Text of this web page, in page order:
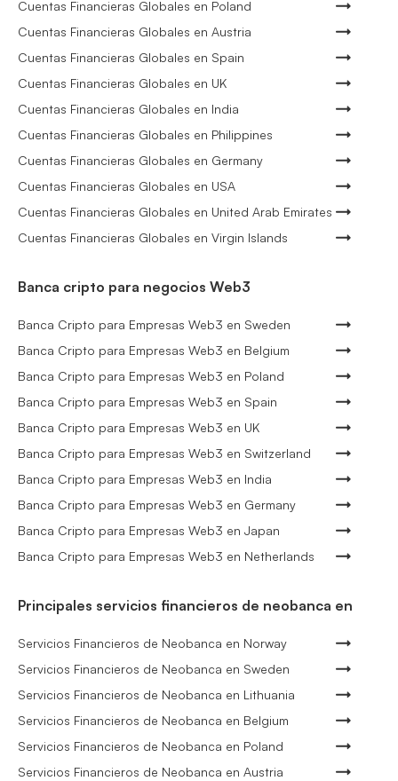
Cuentas Financieras Globales en Poland
Cuentas Financieras Globales en Austria
Cuentas Financieras Globales en Spain
Cuentas Financieras Globales en UK
Cuentas Financieras Globales en India
Cuentas Financieras Globales en Philippines
Cuentas Financieras Globales en Germany
Cuentas Financieras Globales en USA
Cuentas Financieras Globales en United Arab Emirates
Cuentas Financieras Globales en Virgin Islands
Banca cripto para negocios Web3
Banca Cripto para Empresas Web3 en Sweden
Banca Cripto para Empresas Web3 en Belgium
Banca Cripto para Empresas Web3 en Poland
Banca Cripto para Empresas Web3 en Spain
Banca Cripto para Empresas Web3 en UK
Banca Cripto para Empresas Web3 en Switzerland
Banca Cripto para Empresas Web3 en India
Banca Cripto para Empresas Web3 en Germany
Banca Cripto para Empresas Web3 en Japan
Banca Cripto para Empresas Web3 en Netherlands
Principales servicios financieros de neobanca en
Servicios Financieros de Neobanca en Norway
Servicios Financieros de Neobanca en Sweden
Servicios Financieros de Neobanca en Lithuania
Servicios Financieros de Neobanca en Belgium
Servicios Financieros de Neobanca en Poland
Servicios Financieros de Neobanca en Austria